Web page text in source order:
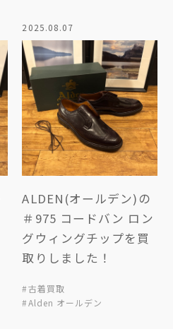
2025.08.07
ALDEN(オールデン)の
＃975 コードバン ロン
グウィングチップを買
取りしました！
#古着買取
#Alden オールデン